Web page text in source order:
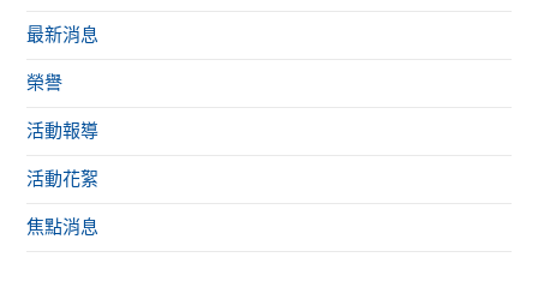
最新消息
榮譽
活動報導
活動花絮
焦點消息